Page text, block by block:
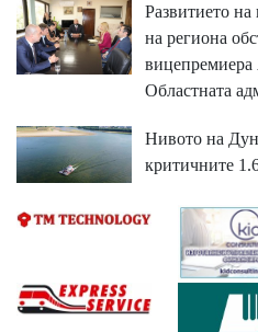
Развитието
на региона
вицепремиера
Областната
Нивото на
критичните